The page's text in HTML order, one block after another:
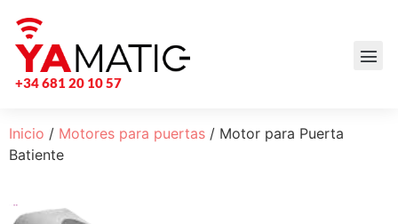
+34 681 20 10 57
Inicio / Motores para puertas / Motor para Puerta
Batiente